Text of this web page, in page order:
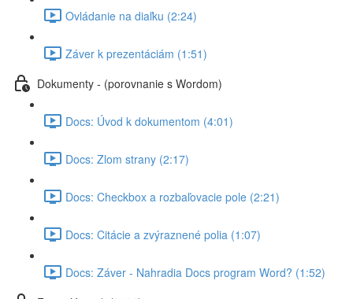
Ovládanie na diaľku (2:24)
Záver k prezentáciám (1:51)
Dokumenty - (porovnanie s Wordom)
Docs: Úvod k dokumentom (4:01)
Docs: Zlom strany (2:17)
Docs: Checkbox a rozbaľovacie pole (2:21)
Docs: Citácie a zvýraznené polia (1:07)
Docs: Záver - Nahradia Docs program Word? (1:52)